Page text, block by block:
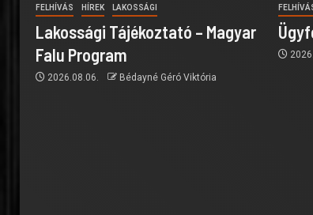
FELHÍVÁS HÍREK LAKOSSÁGI
Lakossági Tájékoztató – Magyar
Falu Program
2026.08.06. Bédayné Géró Viktória